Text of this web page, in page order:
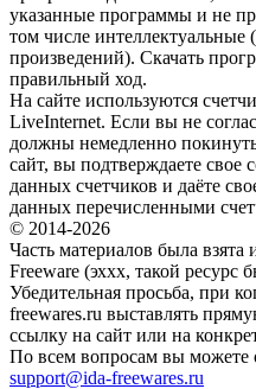
указанные программы и не
том числе
произведений). Скачать
правильный ход.
На сайте используются
LiveInternet. Если вы не
должны немедленно
сайт, вы подтверждаете свое
данных счетчиков и даёте
данных перечисленными
© 2014-2026
Часть материалов была взята
Freeware (эххх, такой ресурс
Убедительная просьба, при
freewares.ru выставлять
ссылку на сайт или на
По всем вопросам вы можете
support@ida-freewares.ru